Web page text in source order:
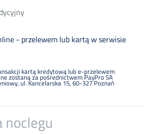
- przelewem lub kartą w serwisie
kartą kredytową lub e-przelewem
zostaną za pośrednictwem PayPro SA
ul. Kancelarska 15, 60-327 Poznań
noclegu